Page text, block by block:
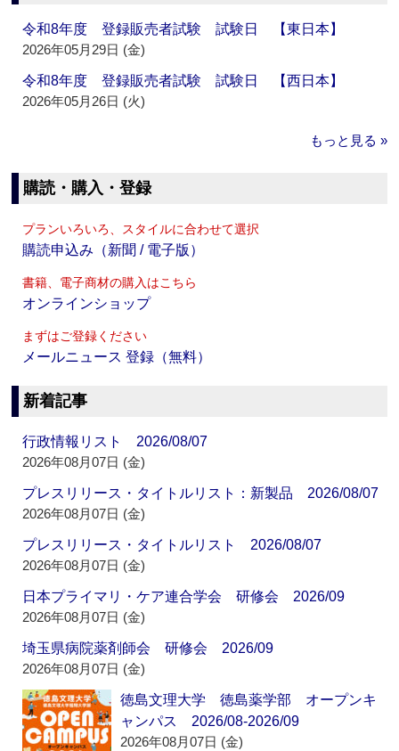
令和8年度 登録販売者試験 試験日 【東日本】
2026年05月29日 (金)
令和8年度 登録販売者試験 試験日 【西日本】
2026年05月26日 (火)
もっと見る »
購読・購入・登録
プランいろいろ、スタイルに合わせて選択
購読申込み（新聞 / 電子版）
書籍、電子商材の購入はこちら
オンラインショップ
まずはご登録ください
メールニュース 登録（無料）
新着記事
行政情報リスト 2026/08/07
2026年08月07日 (金)
プレスリリース・タイトルリスト：新製品 2026/08/07
2026年08月07日 (金)
プレスリリース・タイトルリスト 2026/08/07
2026年08月07日 (金)
日本プライマリ・ケア連合学会 研修会 2026/09
2026年08月07日 (金)
埼玉県病院薬剤師会 研修会 2026/09
2026年08月07日 (金)
徳島文理大学 徳島薬学部 オープンキ
ャンパス 2026/08-2026/09
2026年08月07日 (金)